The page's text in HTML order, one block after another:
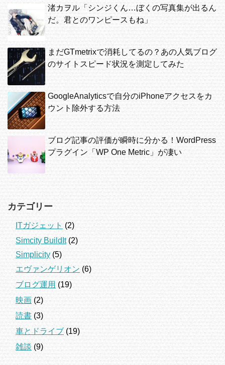
渚カヲル「シンジくん…ぼくの写真集が出るん
だ。君とのワンピースもね」
まだGTmetrixで消耗してるの？あの人気ブログ
のサイトスピード状況を測定してみた
GoogleAnalyticsで自分のiPhoneアクセスをカ
ウント除外する方法
ブログ記事の評価が瞬時に分かる！WordPress
プラグイン「WP One Metric」が凄い
カテゴリー
ITガジェット (2)
Simcity BuildIt(2)
Simplicity (5)
エヴァンゲリオン (6)
ブログ運用 (19)
映画 (2)
読書 (3)
車とドライブ (19)
雑談 (9)